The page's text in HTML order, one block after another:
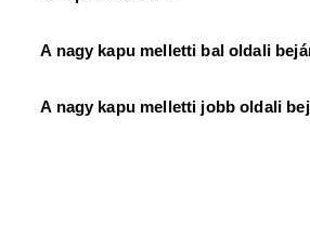
A nagy kapu melletti bal oldali
A nagy kapu melletti jobb oldali